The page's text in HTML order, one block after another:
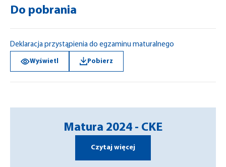
Do pobrania
Deklaracja przystąpienia do egzaminu maturalnego
Wyświetl Pobierz
Matura 2024 - CKE
Czytaj więcej